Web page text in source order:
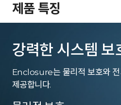
제품 특징
강력한 시스템 보
Enclosure는 물리적 보호와 전
제공합니다.